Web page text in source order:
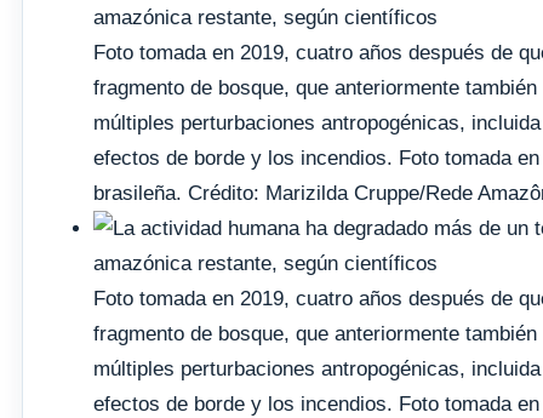
Foto tomada en 2019, cuatro años después de
fragmento de bosque, que anteriormente
múltiples perturbaciones antropogénicas,
efectos de borde y los incendios. Foto tomada
brasileña. Crédito: Marizilda Cruppe/Rede
Foto tomada en 2019, cuatro años después de
fragmento de bosque, que anteriormente
múltiples perturbaciones antropogénicas,
efectos de borde y los incendios. Foto tomada